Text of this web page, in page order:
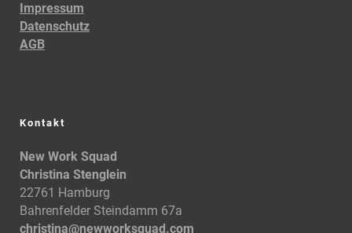
Impressum
Datenschutz
AGB
Kontakt
New Work Squad
Christina Stenglein
22761 Hamburg
Bahrenfelder Steindamm 67a
christina@newworksquad.com